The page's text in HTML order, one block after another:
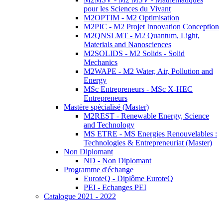
pour les Sciences du Vivant
M2OPTIM - M2 Optimisation
M2PIC - M2 Projet Innovation Conception
M2QNSLMT - M2 Quantum, Light,
Materials and Nanosciences
M2SOLIDS - M2 Solids - Solid
Mechanics
M2WAPE - M2 Water, Air, Pollution and
Energy
MSc Entrepreneurs - MSc X-HEC
Entrepreneurs
Mastère spécialisé (Master)
M2REST - Renewable Energy, Science
and Technology
MS ETRE - MS Energies Renouvelables :
Technologies & Entrepreneuriat (Master)
Non Diplomant
ND - Non Diplomant
Programme d'échange
EuroteQ - Diplôme EuroteQ
PEI - Echanges PEI
Catalogue 2021 - 2022